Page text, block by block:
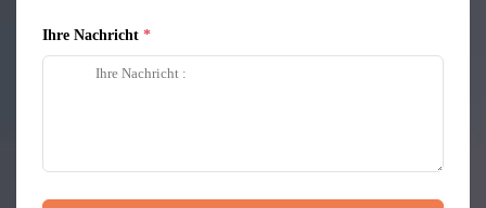
Ihre Nachricht